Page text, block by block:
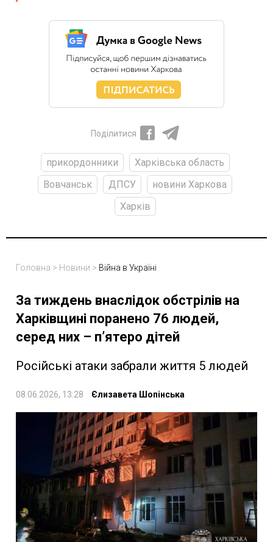
Поділитися
прикордонники
Харківська область
Вовчанськ
ДПСУ
новини Харкова
Харків
Головна > Новини > Війна в Україні
За тиждень внаслідок обстрілів на
Харківщині поранено 76 людей,
серед них – п’ятеро дітей
Російські атаки забрали життя 5 людей
08.06.2026, 13:28 Єлизавета Шопінська